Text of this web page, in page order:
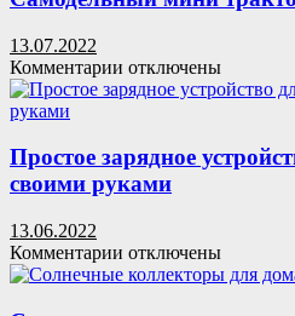
Как
фазы
из
220
В
13.07.2022
Комментарии к
записи
трактор
4х4
отключены
Простое зарядное
своими руками
13.06.2022
Комментарии к
записи
отключены